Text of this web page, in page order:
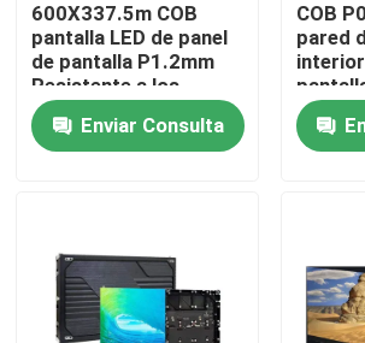
En casa
Los vídeos
Espectáculo VR
600X337.5m COB
pantalla LED de panel
de pantalla P1.2mm
Resistente a los
impactos
Enviar Consulta
COB
pared
X 160
MM